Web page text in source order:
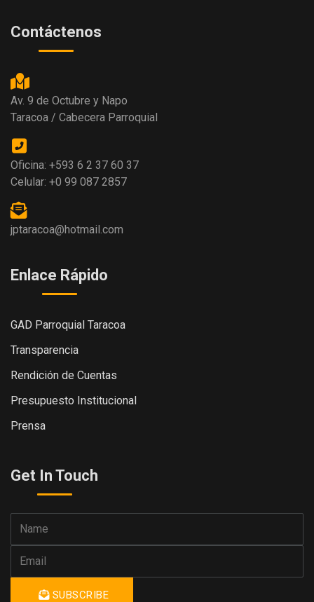
Contáctenos
Av. 9 de Octubre y Napo
Taracoa / Cabecera Parroquial
Oficina: +593 6 2 37 60 37
Celular: +0 99 087 2857
jptaracoa@hotmail.com
Enlace Rápido
GAD Parroquial Taracoa
Transparencia
Rendición de Cuentas
Presupuesto Institucional
Prensa
Get In Touch
SUBSCRIBE